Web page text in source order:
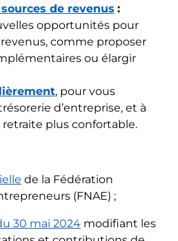
de revenus :
opportunités pour
comme proposer
ou élargir
, pour vous
d’entreprise, et à
plus confortable.
de la Fédération
(FNAE) ;
30 mai 2024 modifiant les